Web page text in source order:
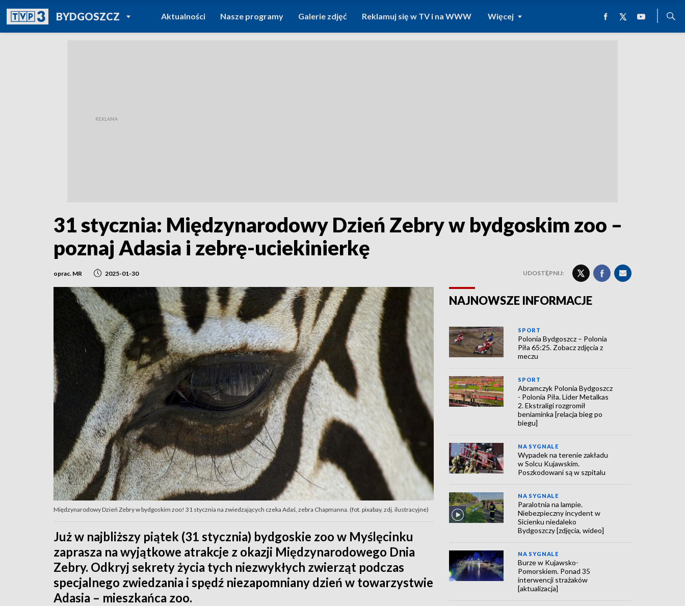
BYDGOSZCZPOWRÓT DO
TVP REGIONY
Aktualności Nasze programy Galerie zdjęć Reklamuj się w TV i na WWW Więcej
31 stycznia: Międzynarodowy Dzień Zebry w bydgoskim zoo –
poznaj Adasia i zebrę-uciekinierkę
oprac. MR 2025-01-30 UDOSTĘPNIJ:
Międzynarodowy Dzień Zebry w bydgoskim zoo! 31 stycznia na zwiedzających czeka Adaś, zebra Chapmanna. (fot. pixabay, zdj. ilustracyjne)
Już w najbliższy piątek (31 stycznia) bydgoskie zoo w Myślęcinku
zaprasza na wyjątkowe atrakcje z okazji Międzynarodowego Dnia
Zebry. Odkryj sekrety życia tych niezwykłych zwierząt podczas
specjalnego zwiedzania i spędź niezapomniany dzień w towarzystwie
Adasia – mieszkańca zoo.
NAJNOWSZE INFORMACJE
SPORT
Polonia Bydgoszcz – Polonia
Piła 65:25. Zobacz zdjęcia z
meczu
SPORT
Abramczyk Polonia Bydgoszcz
- Polonia Piła. Lider Metalkas
2. Ekstraligi rozgromił
beniaminka [relacja bieg po
biegu]
NA SYGNALE
Wypadek na terenie zakładu
w Solcu Kujawskim.
Poszkodowani są w szpitalu
NA SYGNALE
Paralotnia na lampie.
Niebezpieczny incydent w
Sicienku niedaleko
Bydgoszczy [zdjęcia, wideo]
NA SYGNALE
Burze w Kujawsko-
Pomorskiem. Ponad 35
interwencji strażaków
[aktualizacja]